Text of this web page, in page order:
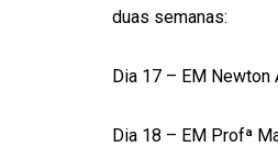
duas semanas:
Dia 17 – EM Newton
Dia 18 – EM Profª